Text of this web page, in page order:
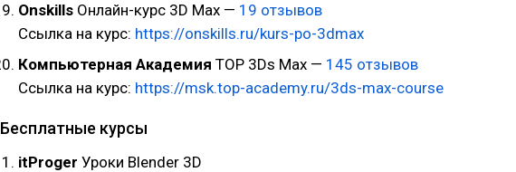
Onskills Онлайн-курс 3D Max — 19 отзывов
Ссылка на курс: https://onskills.ru/kurs-po-3dmax
Компьютерная Академия TOP 3Ds Max — 145 отзывов
Ссылка на курс: https://msk.top-academy.ru/3ds-max-course
Бесплатные курсы
itProger Уроки Blender 3D